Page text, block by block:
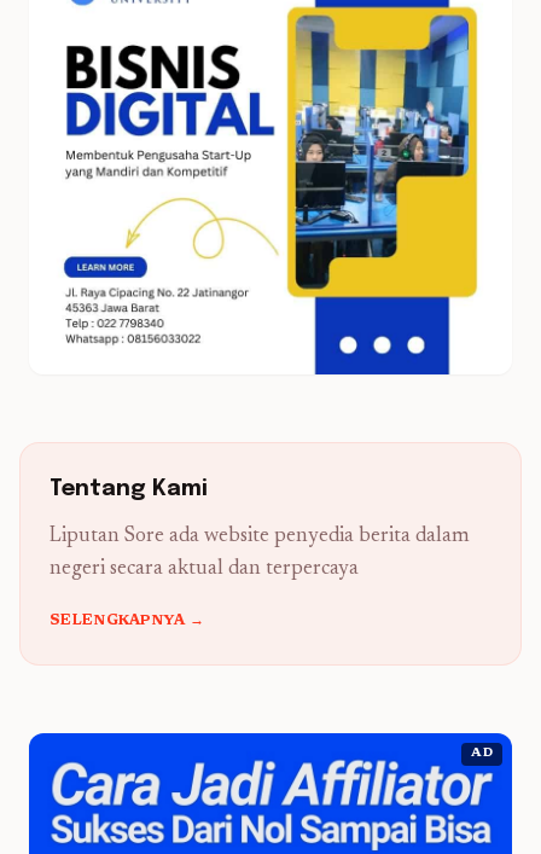
Tentang Kami
Liputan Sore ada website penyedia berita dalam
negeri secara aktual dan terpercaya
SELENGKAPNYA →
AD